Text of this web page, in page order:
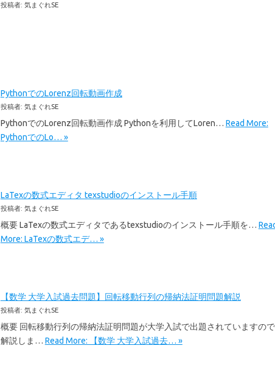
投稿者: 気まぐれSE
PythonでのLorenz回転動画作成
投稿者: 気まぐれSE
PythonでのLorenz回転動画作成 Pythonを利用してLoren… Read More:
PythonでのLo… »
LaTexの数式エディタ texstudioのインストール手順
投稿者: 気まぐれSE
概要 LaTexの数式エディタであるtexstudioのインストール手順を…
More: LaTexの数式エデ… »
【数学 大学入試過去問題】回転移動行列の帰納法証明問題解説
投稿者: 気まぐれSE
概要 回転移動行列の帰納法証明問題が大学入試で出題されていますので
解説しま… Read More: 【数学 大学入試過去… »